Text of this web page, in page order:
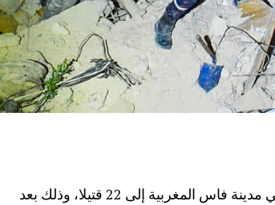
ارتفعت حصيلة ضحايا انهيار مبنيين سكنيين في مدينة فاس المغربية إلى 22 قتيلا، وذلك بعد